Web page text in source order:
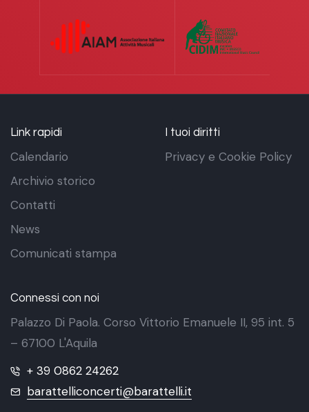
Link rapidi
Calendario
Archivio storico
Contatti
News
Comunicati stampa
I tuoi diritti
Privacy e Cookie Policy
Connessi con noi
Palazzo Di Paola. Corso Vittorio Emanuele II, 95 int. 5
– 67100 L'Aquila
+ 39 0862 24262
barattelliconcerti@barattelli.it